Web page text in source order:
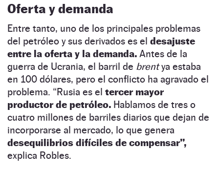
Oferta y demanda
Entre tanto, uno de los principales problemas
del petróleo y sus derivados es el desajuste
entre la oferta y la demanda. Antes de la
guerra de Ucrania, el barril de brentya estaba
en 100 dólares, pero el conflicto ha agravado el
problema. “Rusia es el tercer mayor
productor de petróleo. Hablamos de tres o
cuatro millones de barriles diarios que dejan de
incorporarse al mercado, lo que genera
desequilibrios difíciles de compensar”,
explica Robles.